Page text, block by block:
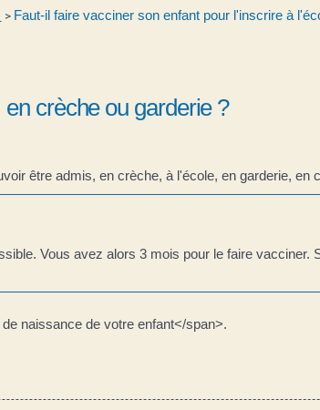
> Faut-il faire vacciner son enfant pour l'inscrire à
crèche ou garderie ?
être admis, en crèche, à l'école, en garderie,
Vous avez alors 3 mois pour le faire
naissance de votre enfant</span>.